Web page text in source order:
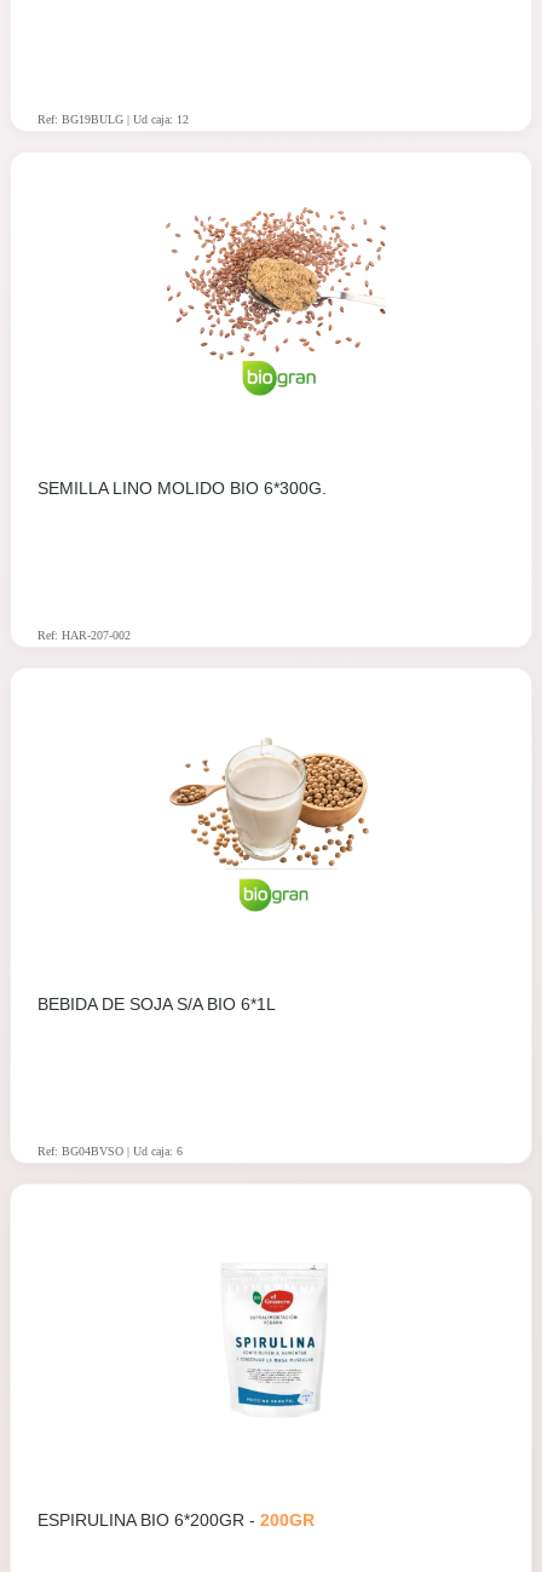
Ref: BG19BULG | Ud caja: 12
SEMILLA LINO MOLIDO BIO 6*300G.
Ref: HAR-207-002
BEBIDA DE SOJA S/A BIO 6*1L
Ref: BG04BVSO | Ud caja: 6
ESPIRULINA BIO 6*200GR - 200GR